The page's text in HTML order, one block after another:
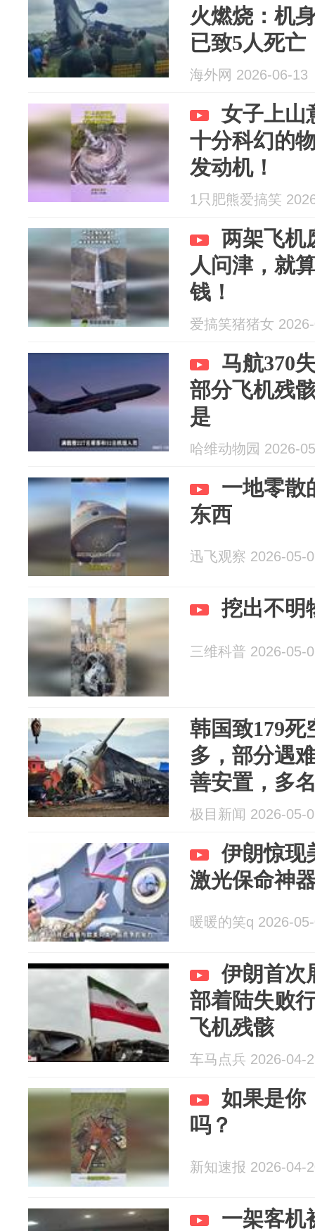
火燃烧：机
已致5人死亡
海外网 2026-06-13
女子上山
十分科幻的
发动机！
1只肥熊爱搞笑
两架飞机
人问津，就
钱！
爱搞笑猪猪女
马航370
部分飞机残
是
哈维动物园 2026-
一地零散
东西
迅飞观察 2026-05-
挖出不明
三维科普 2026-05-
韩国致179死
多，部分遇
善安置，多
前“部分遗骸
在无遮挡的
极目新闻 2026-05-
伊朗惊现
激光保命神
暖暖的笑q 2026-
伊朗首次
部着陆失败
飞机残骸
车马点兵 2026-04-
如果是你
吗？
新知速报 2026-04-
一架客机